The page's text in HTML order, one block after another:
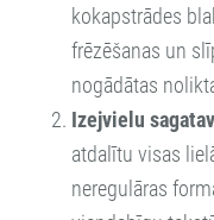
kokapstrādes
frēzēšanas un
nogādātas
Izejvielu
atdalītu visas
neregulāras